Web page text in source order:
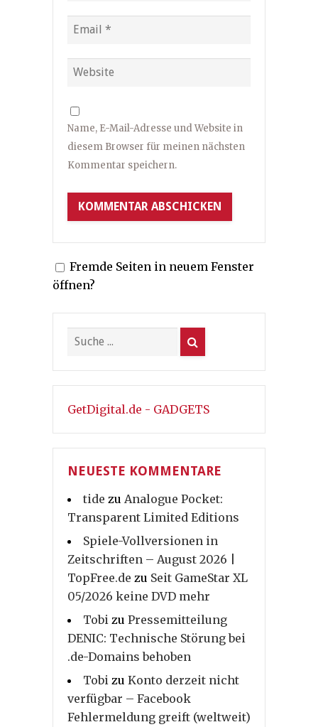
Name, E-Mail-Adresse und Website in
diesem Browser für meinen nächsten
Kommentar speichern.
Fremde Seiten in neuem Fenster
öffnen?
GetDigital.de - GADGETS
NEUESTE KOMMENTARE
tide zu Analogue Pocket:
Transparent Limited Editions
Spiele-Vollversionen in
Zeitschriften – August 2026 |
TopFree.de zu Seit GameStar XL
05/2026 keine DVD mehr
Tobi zu Pressemitteilung
DENIC: Technische Störung bei
.de-Domains behoben
Tobi zu Konto derzeit nicht
verfügbar – Facebook
Fehlermeldung greift (weltweit)